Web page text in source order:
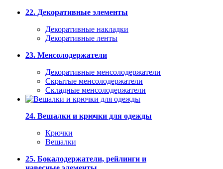
22. Декоративные элементы
Декоративные накладки
Декоративные ленты
23. Менсолодержатели
Декоративные менсолодержатели
Скрытые менсолодержатели
Складные менсолодержатели
24. Вешалки и крючки для одежды
Крючки
Вешалки
25. Бокалодержатели, рейлинги и